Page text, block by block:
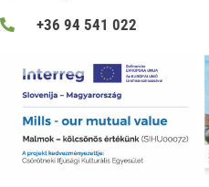
+36 94 541 022